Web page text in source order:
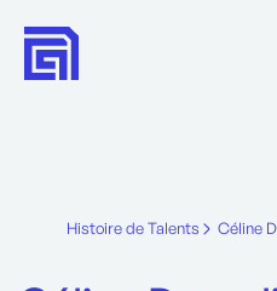
Histoire de Talents Céline